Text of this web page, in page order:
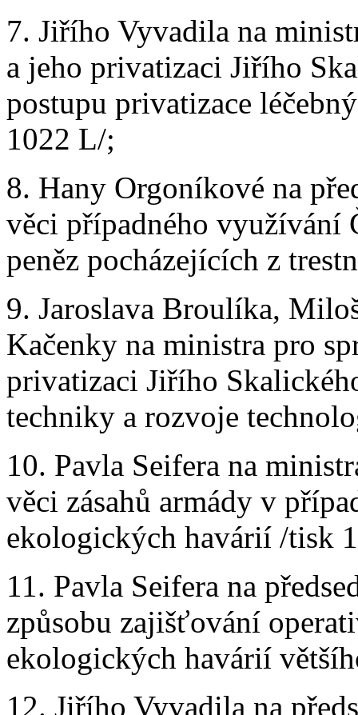
7. Jiřího Vyvadila na
a jeho privatizaci Jiřího
postupu privatizace
1022 L/;
8. Hany Orgoníkové na
věci případného využívání
peněz pocházejících z
9. Jaroslava Broulíka,
Kačenky na ministra pro
privatizaci Jiřího
techniky a rozvoje
10. Pavla Seifera na
věci zásahů armády v
ekologických havárií /tisk
11. Pavla Seifera na
způsobu zajišťování
ekologických havárií
12. Jiřího Vyvadila na